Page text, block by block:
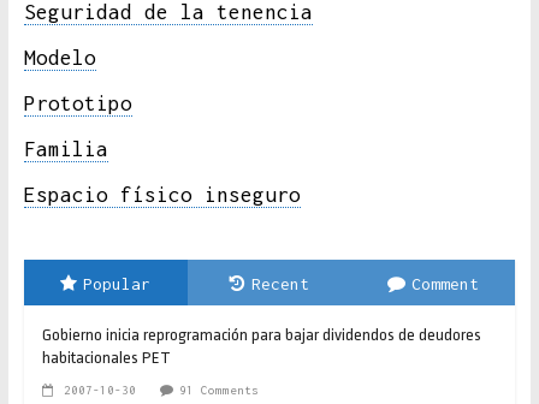
Seguridad de la tenencia
Modelo
Prototipo
Familia
Espacio físico inseguro
Popular Recent Comment
Gobierno inicia reprogramación para bajar dividendos de deudores
habitacionales PET
2007-10-30 91 Comments